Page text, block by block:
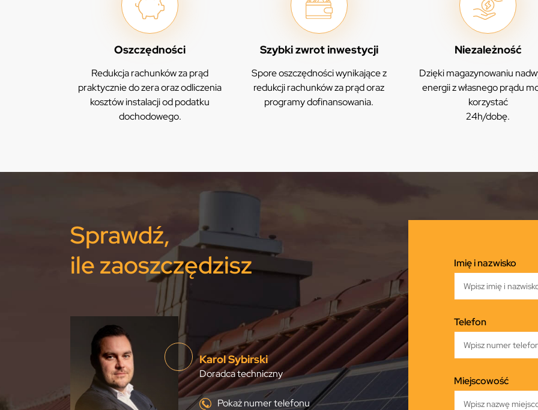
Oszczędności
Redukcja rachunków za prąd
praktycznie do zera oraz odliczenia
kosztów instalacji od podatku
dochodowego.
Szybki zwrot inwestycji
Spore oszczędności wynikające z
redukcji rachunków za prąd oraz
programy dofinansowania.
Niezależność
Dzięki magazynowaniu
energii z własnego prądu
korzystać
24h/dobę.
Sprawdź,
ile zaoszczędzisz
Karol Sybirski
Doradca techniczny
Pokaż numer telefonu
Imię i nazwisko
Telefon
Miejscowość